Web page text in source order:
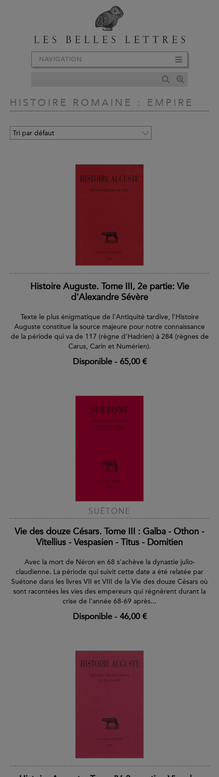
NAVIGATION
HISTOIRE ROMAINE : EMPIRE
Histoire Auguste. Tome III, 2e partie: Vie
d'Alexandre Sévère
Texte le plus énigmatique de l'Antiquité tardive, l’Histoire
Auguste constitue la source majeure pour notre connaissance
de la période qui va de 117 (règne d’Hadrien) à 284 (règnes de
Carus, Carin et Numérien).
Disponible- 65,00 €
SUÉTONE
Vie des douze Césars. Tome III : Galba - Othon -
Vitellius - Vespasien - Titus - Domitien
Avec la mort de Néron en 68 s'achève la dynastie julio-
claudienne. La période qui suivit cette date a été relatée par
Suétone dans les livres VII et VIII de la Vie des douze Césars où
sont racontées les vies des empereurs qui régnèrent durant la
crise de l'année 68-69 après...
Disponible- 46,00 €